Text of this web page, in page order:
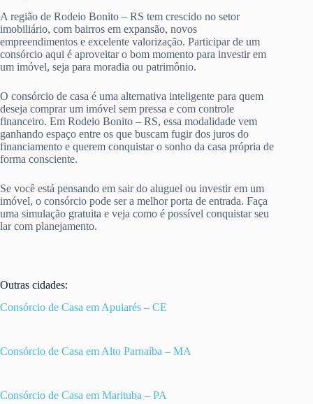
A região de Rodeio Bonito – RS tem crescido no setor
imobiliário, com bairros em expansão, novos
empreendimentos e excelente valorização. Participar de um
consórcio aqui é aproveitar o bom momento para investir em
um imóvel, seja para moradia ou patrimônio.
O consórcio de casa é uma alternativa inteligente para quem
deseja comprar um imóvel sem pressa e com controle
financeiro. Em Rodeio Bonito – RS, essa modalidade vem
ganhando espaço entre os que buscam fugir dos juros do
financiamento e querem conquistar o sonho da casa própria de
forma consciente.
Se você está pensando em sair do aluguel ou investir em um
imóvel, o consórcio pode ser a melhor porta de entrada. Faça
uma simulação gratuita e veja como é possível conquistar seu
lar com planejamento.
Outras cidades:
Consórcio de Casa em Apuiarés – CE
Consórcio de Casa em Alto Parnaíba – MA
Consórcio de Casa em Marituba – PA